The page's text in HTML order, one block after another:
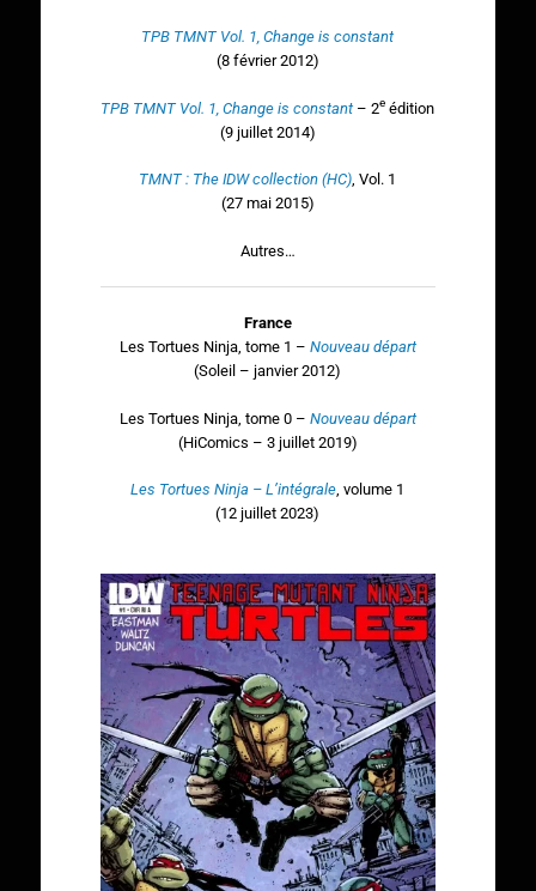
TPB TMNT Vol. 1, Change is constant
(8 février 2012)
TPB TMNT Vol. 1, Change is constant– 2e édition
(9 juillet 2014)
TMNT : The IDW collection (HC), Vol. 1
(27 mai 2015)
Autres…
France
Les Tortues Ninja, tome 1 – Nouveau départ
(Soleil – janvier 2012)
Les Tortues Ninja, tome 0 – Nouveau départ
(HiComics – 3 juillet 2019)
Les Tortues Ninja – L’intégrale, volume 1
(12 juillet 2023)